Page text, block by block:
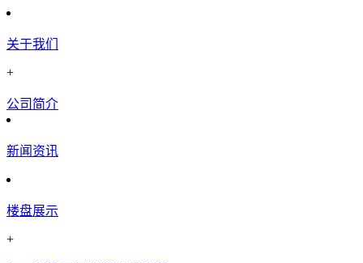
关于我们
+
公司简介
新闻资讯
楼盘展示
+